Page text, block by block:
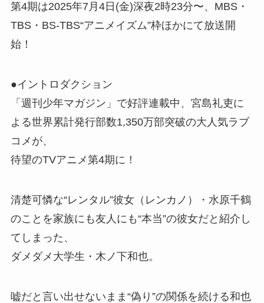
第4期は2025年7月4日(金)深夜2時23分〜、MBS・
TBS・BS-TBS“アニメイズム”枠ほかにて放送開
始！
●イントロダクション
「週刊少年マガジン」で好評連載中、宮島礼吏に
よる世界累計発行部数1,350万部突破の大人気ラブ
コメが、
待望のTVアニメ第4期に！
清楚可憐な“レンタル”彼女（レンカノ）・水原千鶴
のことを家族にも友人にも“本当”の彼女だと紹介し
てしまった、
ダメダメ大学生・木ノ下和也。
嘘だと言い出せないまま“偽り”の関係を続ける和也